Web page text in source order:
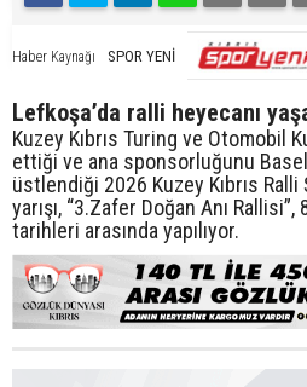
Haber Kaynağı SPOR YENİ
Lefkoşa’da ralli heyecanı
Kuzey Kıbrıs Turing ve Otomobil
ettiği ve ana sponsorluğunu
üstlendiği 2026 Kuzey Kıbrıs
yarışı, “3.Zafer Doğan Anı
tarihleri arasında yapılıyor.